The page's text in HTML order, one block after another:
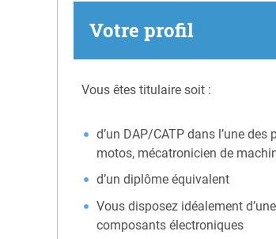
Votre profil
Vous êtes titulaire soit :
d’un DAP/CATP dans l’une
motos, mécatronicien de
d’un diplôme équivalent
Vous disposez idéalement
composants électroniques